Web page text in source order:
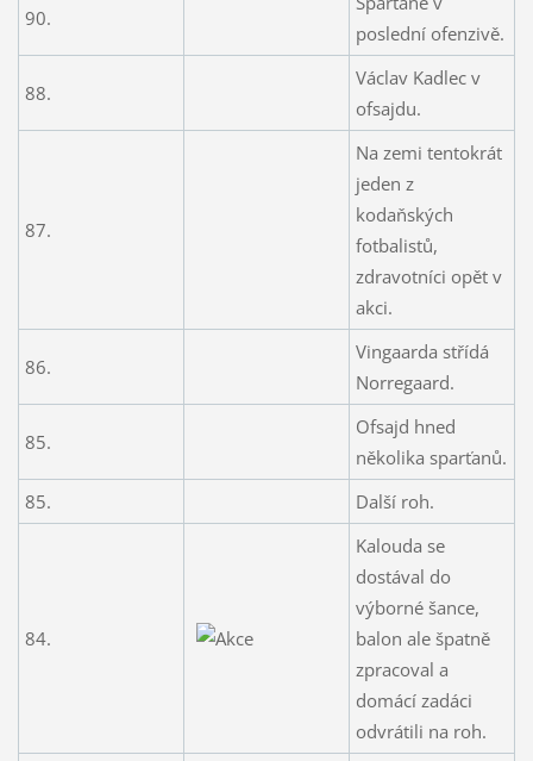
90.
poslední ofenzivě.
88.
Václav Kadlec v
ofsajdu.
87.
Na zemi tentokrát
jeden z
kodaňských
fotbalistů,
zdravotníci opět v
akci.
86.
Vingaarda střídá
Norregaard.
85.
Ofsajd hned
několika sparťanů.
85.
Další roh.
84.
Kalouda se
dostával do
výborné šance,
balon ale špatně
zpracoval a
domácí zadáci
odvrátili na roh.